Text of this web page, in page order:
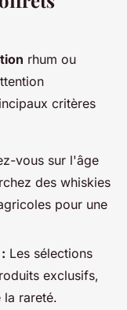
rhum ou
critères
vous sur l'âge
des whiskies
pour une
Les sélections
exclusifs,
rareté.